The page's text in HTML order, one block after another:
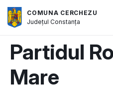
COMUNA CERCHEZU
JudețulConstanța
Partidul
Mare